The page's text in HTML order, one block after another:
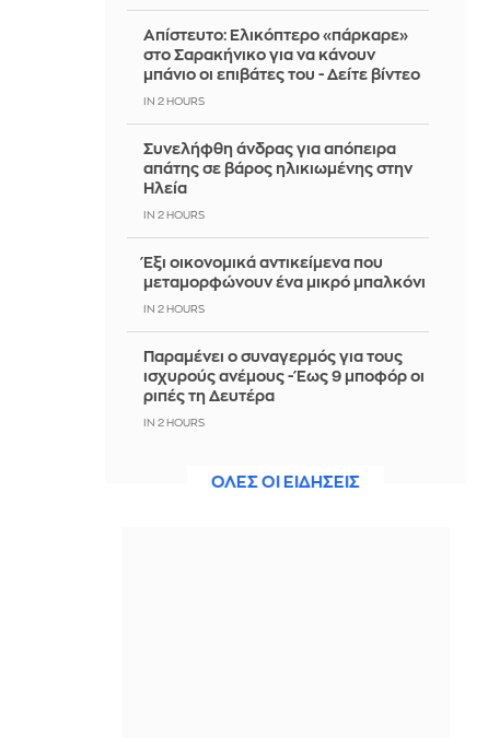
Απίστευτο: Ελικόπτερο «πάρκαρε»
στο Σαρακήνικο για να κάνουν
μπάνιο οι επιβάτες του - Δείτε βίντεο
IN 2 HOURS
Συνελήφθη άνδρας για απόπειρα
απάτης σε βάρος ηλικιωμένης στην
Ηλεία
IN 2 HOURS
Έξι οικονομικά αντικείμενα που
μεταμορφώνουν ένα μικρό μπαλκόνι
IN 2 HOURS
Παραμένει ο συναγερμός για τους
ισχυρούς ανέμους - Έως 9 μποφόρ οι
ριπές τη Δευτέρα
IN 2 HOURS
είναι η αναγνώριση δύο κρατών
ΟΛΕΣ ΟΙ ΕΙΔΗΣΕΙΣ